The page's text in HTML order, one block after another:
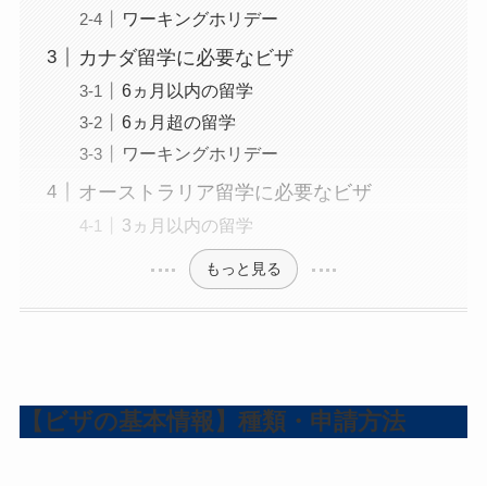
ワーキングホリデー
カナダ留学に必要なビザ
6ヵ月以内の留学
6ヵ月超の留学
ワーキングホリデー
オーストラリア留学に必要なビザ
3ヵ月以内の留学
もっと見る
【ビザの基本情報】種類・申請方法